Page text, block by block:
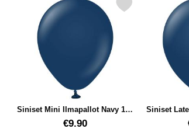
Siniset Mini Ilmapallot Navy 100
kpl
Tuote.nro 37667€9.90
Merkitse siniset Mini Ilmapallot Navy 100 kpl
Siniset
Tuote.nro
Merkitse